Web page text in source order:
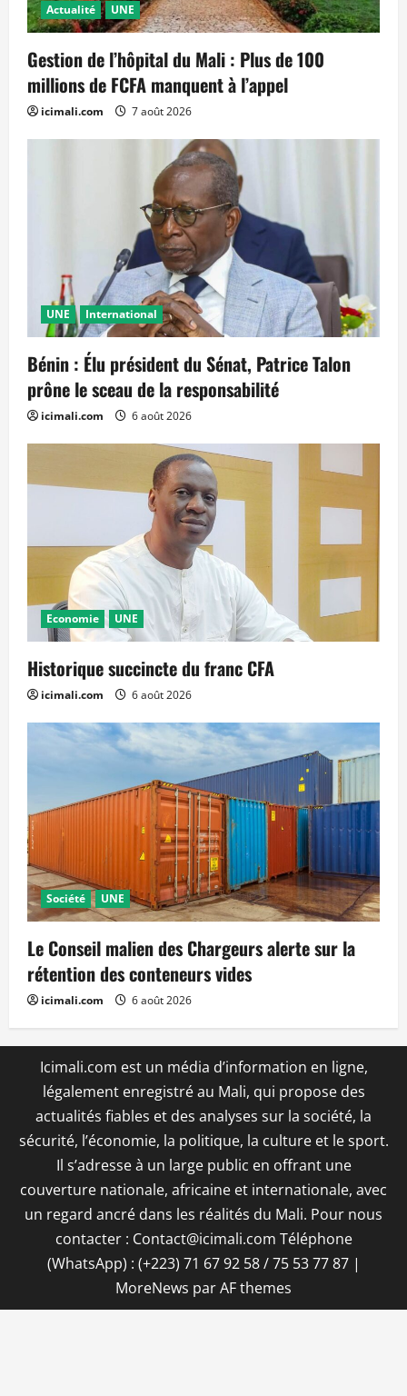
Actualité UNE
Gestion de l’hôpital du Mali : Plus de 100
millions de FCFA manquent à l’appel
icimali.com 7 août 2026
UNE International
Bénin : Élu président du Sénat, Patrice Talon
prône le sceau de la responsabilité
icimali.com 6 août 2026
Economie UNE
Historique succincte du franc CFA
icimali.com 6 août 2026
Société UNE
Le Conseil malien des Chargeurs alerte sur la
rétention des conteneurs vides
icimali.com 6 août 2026
Icimali.com est un média d’information en ligne,
légalement enregistré au Mali, qui propose des
actualités fiables et des analyses sur la société, la
sécurité, l’économie, la politique, la culture et le sport.
Il s’adresse à un large public en offrant une
couverture nationale, africaine et internationale, avec
un regard ancré dans les réalités du Mali. Pour nous
contacter : Contact@icimali.com Téléphone
(WhatsApp) : (+223) 71 67 92 58 / 75 53 77 87 |
MoreNews par AF themes